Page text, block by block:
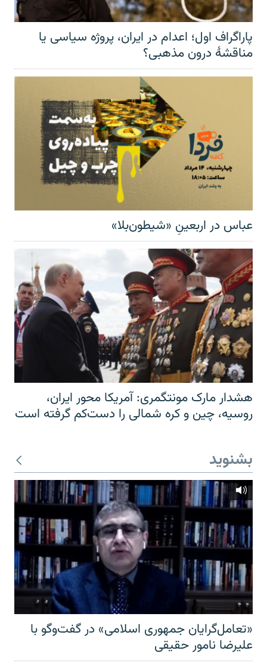
پاراگراف اول؛ اعدام در ایران، پروژه سیاسی یا
مناقشهٔ درون مذهبی؟
عباس در اربعینِ «شیطون‌بلا»
هشدار مارک مونتگمری: آمریکا محور ایران،
روسیه، چین و کره شمالی را دست‌کم گرفته است
بشنوید
«تعامل‌گرایان جمهوری اسلامی» در گفت‌وگو با
علیرضا نامور حقیقی